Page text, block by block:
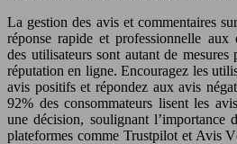
La gestion des avis et commentaires
réponse rapide et professionnelle aux
des utilisateurs sont autant de mesures
réputation en ligne. Encouragez les
avis positifs et répondez aux avis
92% des consommateurs lisent les
une décision, soulignant l’importance
plateformes comme Trustpilot et Avis